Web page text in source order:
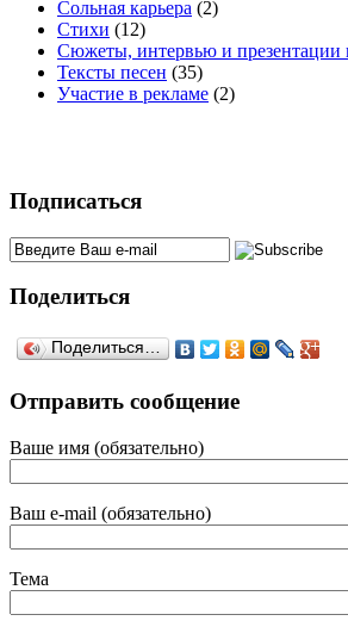
Сольная карьера (2)
Стихи (12)
Сюжеты, интервью и презентации
Тексты песен (35)
Участие в рекламе (2)
Подписаться
Поделиться
Поделиться…
Отправить сообщение
Ваше имя (обязательно)
Ваш e-mail (обязательно)
Тема